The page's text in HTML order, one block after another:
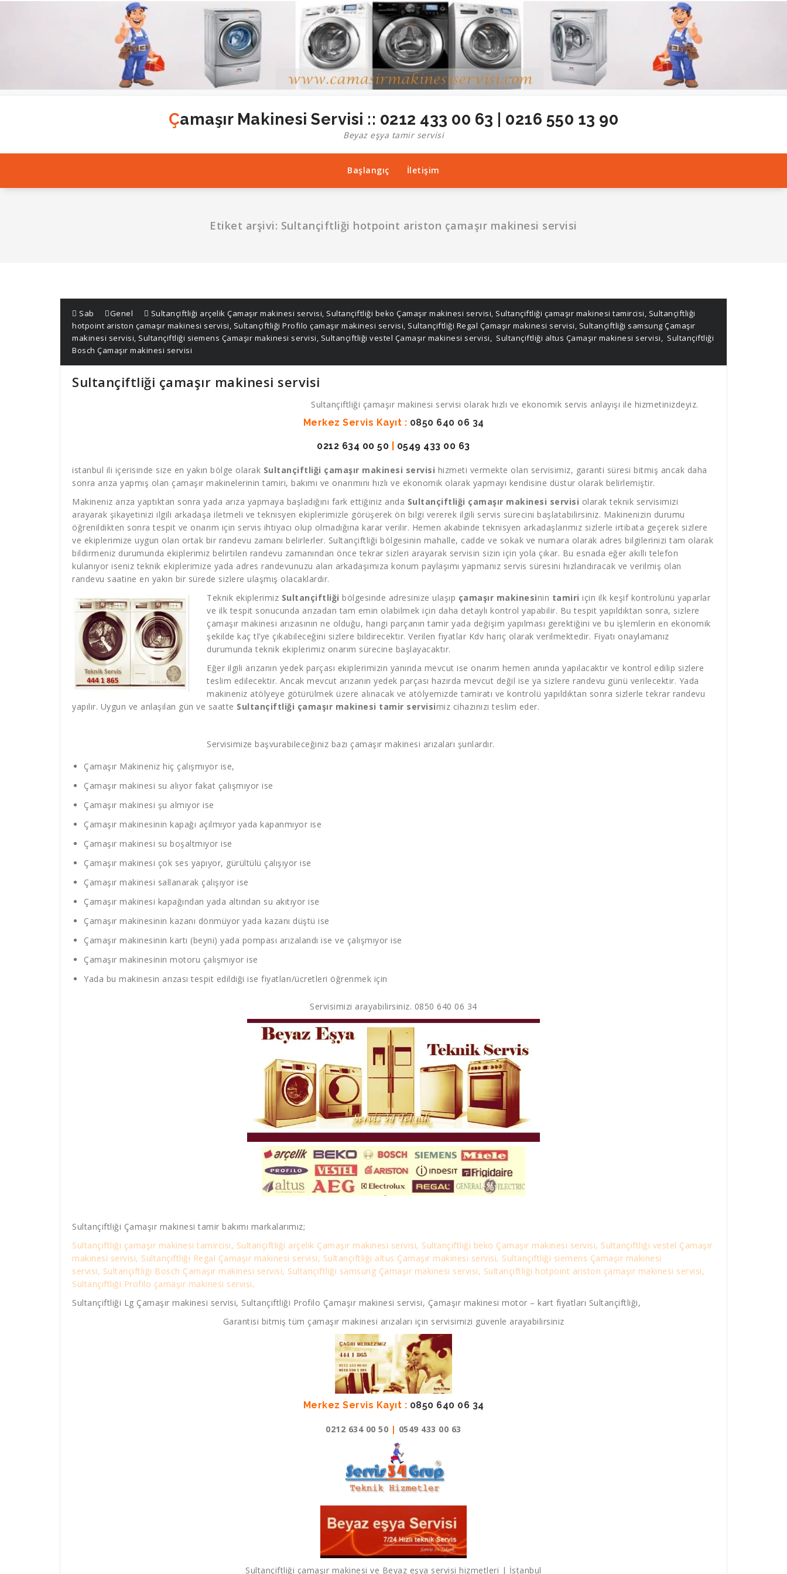
Çamaşır Makinesi Servisi :: 0212 433 00 63 | 0216 550 13 90
Beyaz eşya tamir servisi
Başlangıç İletişim
Etiket arşivi: Sultançiftliği hotpoint ariston çamaşır makinesi servisi
Sab Genel Sultançiftliği arçelik Çamaşır makinesi servisi, Sultançiftliği beko Çamaşır makinesi servisi, Sultançiftliği çamaşır makinesi tamircisi, Sultançiftliği
hotpoint ariston çamaşır makinesi servisi, Sultançiftliği Profilo çamaşır makinesi servisi, Sultançiftliği Regal Çamaşır makinesi servisi, Sultançiftliği samsung Çamaşır
makinesi servisi, Sultançiftliği siemens Çamaşır makinesi servisi, Sultançiftliği vestel Çamaşır makinesi servisi, Sultançiftliği altus Çamaşır makinesi servisi, Sultançiftliği
Bosch Çamaşır makinesi servisi
Sultançiftliği çamaşır makinesi servisi
Sultançiftliği çamaşır makinesi servisi olarak hızlı ve ekonomik servis anlayışı ile hizmetinizdeyiz.
Merkez Servis Kayıt : 0850 640 06 34
0212 634 00 50 0549 433 00 63
istanbul ili içerisinde size en yakın bölge olarak Sultançiftliği çamaşır makinesi servisi hizmeti vermekte olan servisimiz, garanti süresi bitmiş ancak daha
sonra arıza yapmış olan çamaşır makinelerinin tamiri, bakımı ve onarımını hızlı ve ekonomik olarak yapmayı kendisine düstur olarak belirlemiştir.
Makineniz arıza yaptıktan sonra yada arıza yapmaya başladığını fark ettiğiniz anda Sultançiftliği çamaşır makinesi servisi olarak teknik servisimizi
arayarak şikayetinizi ilgili arkadaşa iletmeli ve teknisyen ekiplerimizle görüşerek ön bilgi vererek ilgili servis sürecini başlatabilirsiniz. Makinenizin durumu
öğrenildikten sonra tespit ve onarım için servis ihtiyacı olup olmadığına karar verilir. Hemen akabinde teknisyen arkadaşlarımız sizlerle irtibata geçerek sizlere
ve ekiplerimize uygun olan ortak bir randevu zamanı belirlerler. Sultançiftliği bölgesinin mahalle, cadde ve sokak ve numara olarak adres bilgilerinizi tam olarak
bildirmeniz durumunda ekiplerimiz belirtilen randevu zamanından önce tekrar sizleri arayarak servisin sizin için yola çıkar. Bu esnada eğer akıllı telefon
kulanıyor iseniz teknik ekiplerimize yada adres randevunuzu alan arkadaşımıza konum paylaşımı yapmanız servis süresini hızlandıracak ve verilmiş olan
randevu saatine en yakın bir sürede sizlere ulaşmış olacaklardır.
Teknik ekiplerimiz Sultançiftliği bölgesinde adresinize ulaşıp çamaşır makinesinin tamiri için ilk keşif kontrolünü yaparlar
ve ilk tespit sonucunda arızadan tam emin olabilmek için daha detaylı kontrol yapabilir. Bu tespit yapıldıktan sonra, sizlere
çamaşır makinesi arızasının ne olduğu, hangi parçanın tamir yada değişim yapılması gerektiğini ve bu işlemlerin en ekonomik
şekilde kaç tl’ye çıkabileceğini sizlere bildirecektir. Verilen fiyatlar Kdv hariç olarak verilmektedir. Fiyatı onaylamanız
durumunda teknik ekiplerimiz onarım sürecine başlayacaktır.
Eğer ilgili arızanın yedek parçası ekiplerimizin yanında mevcut ise onarım hemen anında yapılacaktır ve kontrol edilip sizlere
teslim edilecektir. Ancak mevcut arızanın yedek parçası hazırda mevcut değil ise ya sizlere randevu günü verilecektir. Yada
makineniz atölyeye götürülmek üzere alınacak ve atölyemizde tamiratı ve kontrolü yapıldıktan sonra sizlerle tekrar randevu
yapılır. Uygun ve anlaşılan gün ve saatte Sultançiftliği çamaşır makinesi tamir servisimiz cihazınızı teslim eder.
Servisimize başvurabileceğiniz bazı çamaşır makinesi arızaları şunlardır.
Çamaşır Makineniz hiç çalışmıyor ise,
Çamaşır makinesi su alıyor fakat çalışmıyor ise
Çamaşır makinesi şu almıyor ise
Çamaşır makinesinin kapağı açılmıyor yada kapanmıyor ise
Çamaşır makinesi su boşaltmıyor ise
Çamaşır makinesi çok ses yapıyor, gürültülü çalışıyor ise
Çamaşır makinesi sallanarak çalışıyor ise
Çamaşır makinesi kapağından yada altından su akıtıyor ise
Çamaşır makinesinin kazanı dönmüyor yada kazanı düştü ise
Çamaşır makinesinin kartı (beyni) yada pompası arızalandı ise ve çalışmıyor ise
Çamaşır makinesinin motoru çalışmıyor ise
Yada bu makinesin arızası tespit edildiği ise fiyatları/ücretleri öğrenmek için
Servisimizi arayabilirsiniz. 0850 640 06 34
Sultançiftliği Çamaşır makinesi tamir bakımı markalarımız;
Sultançiftliği çamaşır makinesi tamircisi, Sultançiftliği arçelik Çamaşır makinesi servisi, Sultançiftliği beko Çamaşır makinesi servisi, Sultançiftliği vestel Çamaşır
makinesi servisi, Sultançiftliği Regal Çamaşır makinesi servisi, Sultançiftliği altus Çamaşır makinesi servisi, Sultançiftliği siemens Çamaşır makinesi
servisi, Sultançiftliği Bosch Çamaşır makinesi servisi, Sultançiftliği samsung Çamaşır makinesi servisi, Sultançiftliği hotpoint ariston çamaşır makinesi servisi,
Sultançiftliği Profilo çamaşır makinesi servisi,
Sultançiftliği Lg Çamaşır makinesi servisi, Sultançiftliği Profilo Çamaşır makinesi servisi, Çamaşır makinesi motor – kart fiyatları Sultançiftliği,
Garantisi bitmiş tüm çamaşır makinesi arızaları için servisimizi güvenle arayabilirsiniz
Merkez Servis Kayıt : 0850 640 06 34
0212 634 00 50 | 0549 433 00 63
Sultançiftliği çamaşır makinesi ve Beyaz eşya servisi hizmetleri | İstanbul